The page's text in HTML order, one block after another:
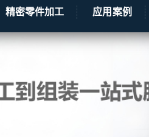
精密零件加工 应用案例